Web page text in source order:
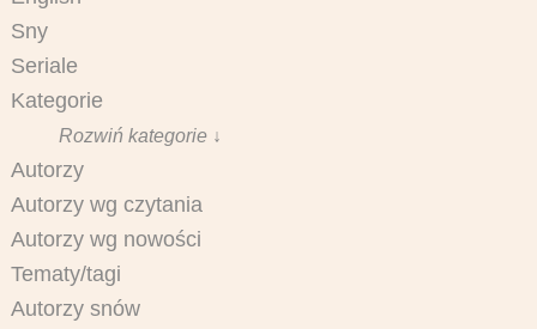
Sny
Seriale
Kategorie
Rozwiń kategorie ↓
Autorzy
Autorzy wg czytania
Autorzy wg nowości
Tematy/tagi
Autorzy snów